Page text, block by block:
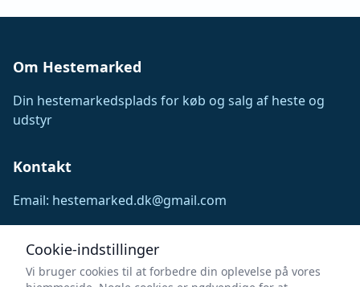
Cookie-indstillinger
Vi bruger cookies til at forbedre din oplevelse på vores
Om Hestemarked
Din hestemarkedsplads for køb og salg af heste og
udstyr
Kontakt
Email: hestemarked.dk@gmail.com
Følg os
FacebookInstagram